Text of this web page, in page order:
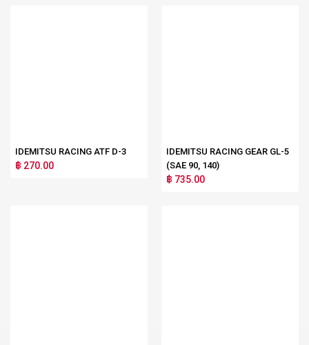
IDEMITSU RACING ATF D-3
฿ 270.00
IDEMITSU RACING GEAR GL-5
(SAE 90, 140)
฿ 735.00